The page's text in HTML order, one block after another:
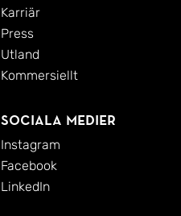
Karriär
Press
Utland
Kommersiellt
Sociala medier
Instagram
Facebook
LinkedIn